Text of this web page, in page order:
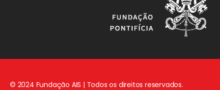
© 2024 Fundação AIS | Todos os direitos reservados.